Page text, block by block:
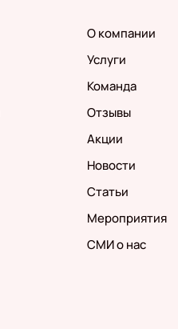
О компании
Услуги
Команда
Отзывы
Акции
Новости
Статьи
Мероприятия
СМИ о нас